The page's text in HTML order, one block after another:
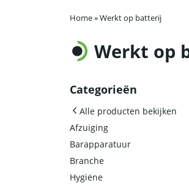
Home»Werkt op batterij
Werkt op
Categorieën
Alle producten bekijken
Afzuiging
Barapparatuur
Branche
Hygiëne